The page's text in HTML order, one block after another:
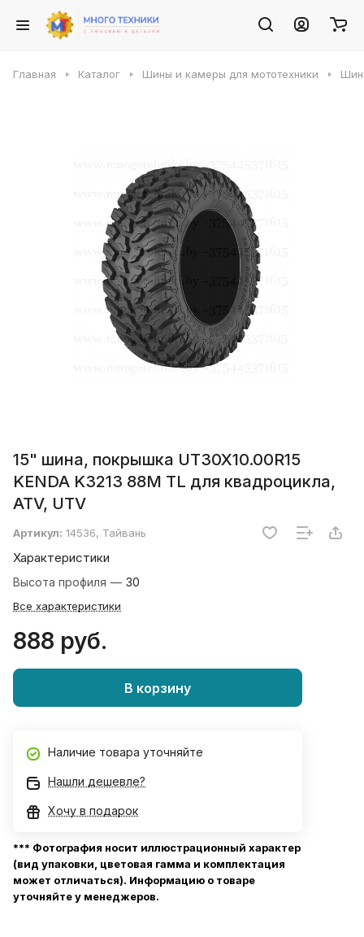
Главная Каталог Шины и камеры для мототехники
15" шина, покрышка UT30X10.00R15
KENDA K3213 88M TL для квадроцикла,
ATV, UTV
Артикул: 14536, Тайвань
Характеристики
Высота профиля — 30
Все характеристики
888 руб.
В корзину
Наличие товара уточняйте
Нашли дешевле?
Хочу в подарок
*** Фотография носит иллюстрационный характер
(вид упаковки, цветовая гамма и комплектация
может отличаться). Информацию о товаре
уточняйте у менеджеров.